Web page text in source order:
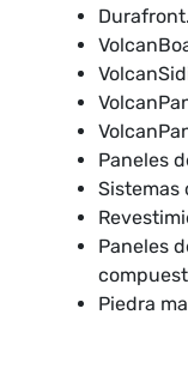
Durafront.
Paneles
Sistemas
Paneles
Piedra